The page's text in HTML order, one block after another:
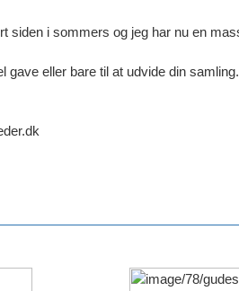
siden i sommers og jeg har nu en
gave eller bare til at udvide din